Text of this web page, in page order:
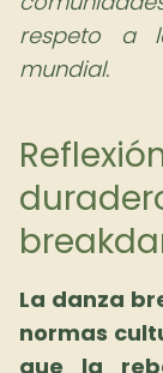
respeto a
mundial.
La danza
normas
que la